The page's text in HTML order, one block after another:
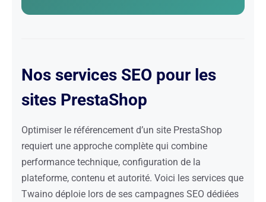
Nos services SEO pour les
sites PrestaShop
Optimiser le référencement d’un site PrestaShop
requiert une approche complète qui combine
performance technique, configuration de la
plateforme, contenu et autorité. Voici les services que
Twaino déploie lors de ses campagnes SEO dédiées